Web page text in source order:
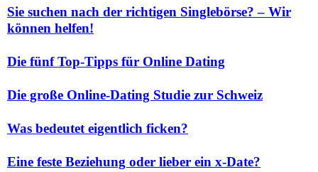
Sie suchen nach der richtigen Singlebörse? – Wir
können helfen!
Die fünf Top-Tipps für Online Dating
Die große Online-Dating Studie zur Schweiz
Was bedeutet eigentlich ficken?
Eine feste Beziehung oder lieber ein x-Date?